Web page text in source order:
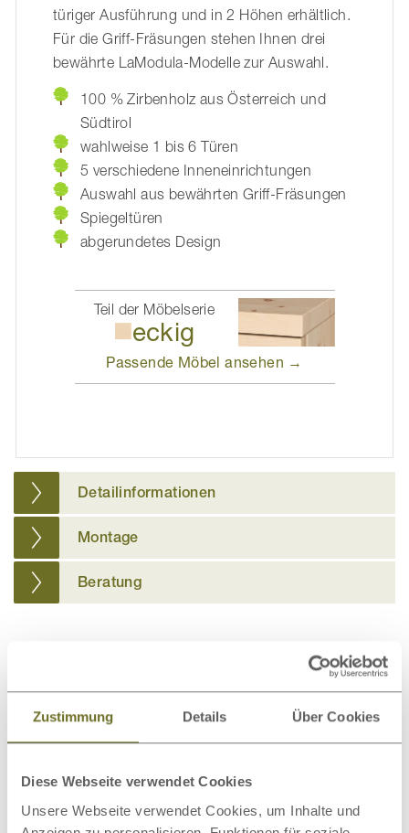
Zustimmung Details Über Cookies
Diese Webseite verwendet Cookies
Unsere Webseite verwendet Cookies, um Inhalte und
türiger Ausführung und in 2 Höhen erhältlich.
Für die Griff-Fräsungen stehen Ihnen drei
bewährte LaModula-Modelle zur Auswahl.
100 % Zirbenholz aus Österreich und
Südtirol
wahlweise 1 bis 6 Türen
5 verschiedene Inneneinrichtungen
Auswahl aus bewährten Griff-Fräsungen
Spiegeltüren
abgerundetes Design
Teil der Möbelserie
eckig
Passende Möbelansehen →
Detailinformationen
Montage
Beratung
Weitere passende Kategorien zu diesem
Bio-Bettwäsche Bettdecken